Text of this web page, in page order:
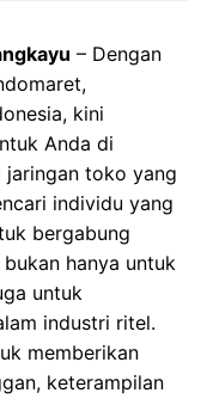
– Dengan
kini
Anda di
jaringan toko yang
individu yang
bergabung
hanya untuk
untuk
industri ritel.
memberikan
keterampilan